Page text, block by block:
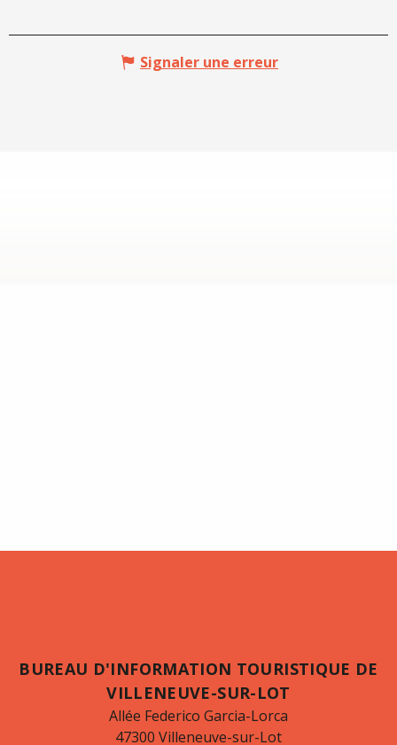
Signaler une erreur
BUREAU D'INFORMATION TOURISTIQUE DE
VILLENEUVE-SUR-LOT
Allée Federico Garcia-Lorca
47300 Villeneuve-sur-Lot